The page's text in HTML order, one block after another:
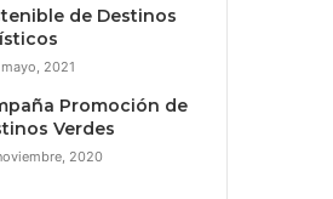
de Destinos
2021
Promoción de
Verdes
2020